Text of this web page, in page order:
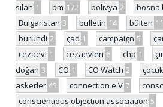
silah 1 bm 172 bolivya 2 bosna
Bulgaristan 3 bulletin 14 bülten 11
burundi 2 çad 1 campaign 5
cezaevi 1 cezaevleri 6 chp 1
doğan 3 CO 1 CO Watch 2 çocuk
askerler 45 connection e.V 7
conscientious objection association 5